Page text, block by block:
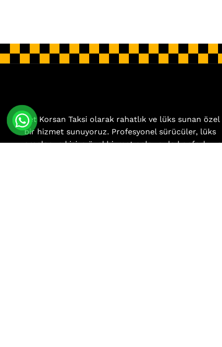
Jet Korsan Taksi olarak rahatlık ve lüks sunan özel
bir hizmet sunuyoruz. Profesyonel sürücüler, lüks
araçlar ve kişiye özel hizmet anlayışıyla konforlu ve